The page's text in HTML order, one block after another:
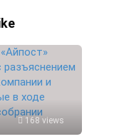
168 views